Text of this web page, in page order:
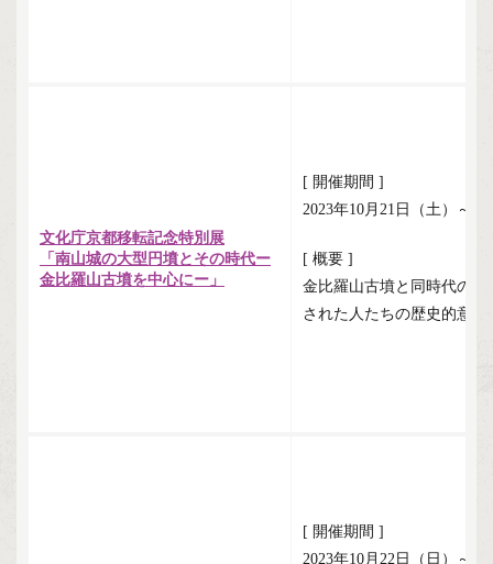
文化庁京都移転記念特別展
「南山城の大型円墳とその時代ー
金比羅山古墳を中心にー」
[ 開催期間 ]
2023年10月21日（土）～
[ 概要 ]
金比羅山古墳と同時代の
された人たちの歴史的意味
[ 開催期間 ]
2023年10月22日（日）～